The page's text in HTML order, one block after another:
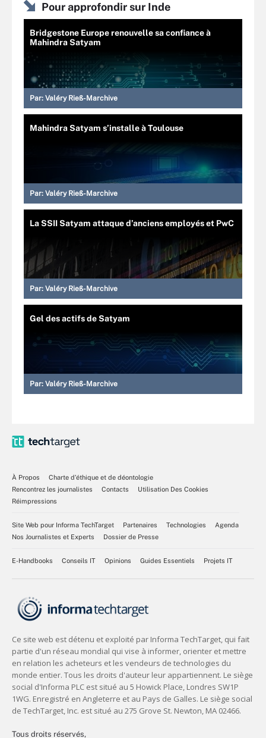
Pour approfondir sur Inde
Bridgestone Europe renouvelle sa confiance à
Mahindra Satyam
Par: Valéry Rieß-Marchive
Mahindra Satyam s’installe à Toulouse
Par: Valéry Rieß-Marchive
La SSII Satyam attaque d’anciens employés et PwC
Par: Valéry Rieß-Marchive
Gel des actifs de Satyam
Par: Valéry Rieß-Marchive
À Propos
Charte d’éthique et de déontologie
Rencontrez les journalistes
Contacts
Utilisation Des Cookies
Réimpressions
Site Web pour Informa TechTarget Partenaires Technologies
Agenda
Nos Journalistes et Experts
Dossier de Presse
E-Handbooks Conseils IT Opinions Guides Essentiels Projets IT
Tous droits réservés,